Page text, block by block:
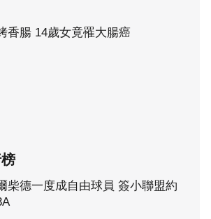
香腸 14歲女竟罹大腸癌
柴德一度成自由球員 簽小聯盟約